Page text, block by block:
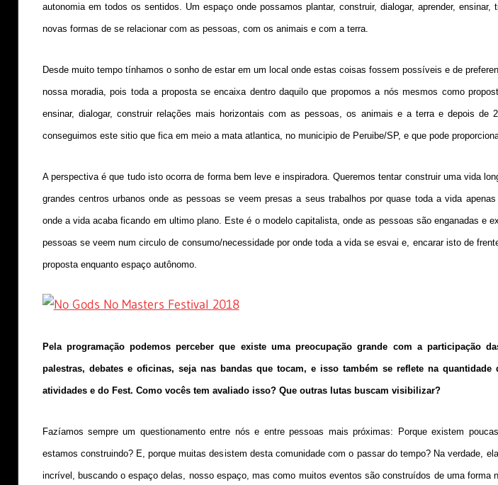
autonomia em todos os sentidos. Um espaço onde possamos plantar, construir, dialogar, aprender, ensinar,
novas formas de se relacionar com as pessoas, com os animais e com a terra.
Desde muito tempo tínhamos o sonho de estar em um local onde estas coisas fossem possíveis e de
nossa moradia, pois toda a proposta se encaixa dentro daquilo que propomos a nós mesmos como
ensinar, dialogar, construir relações mais horizontais com as pessoas, os animais e a terra e depois de
conseguimos este sitio que fica em meio a mata atlantica, no municipio de Peruibe/SP, e que pode
A perspectiva é que tudo isto ocorra de forma bem leve e inspiradora. Queremos tentar construir uma vida
grandes centros urbanos onde as pessoas se veem presas a seus trabalhos por quase toda a vida
onde a vida acaba ficando em ultimo plano. Este é o modelo capitalista, onde as pessoas são enganadas e
pessoas se veem num circulo de consumo/necessidade por onde toda a vida se esvai e, encarar isto de
proposta enquanto espaço autônomo.
Pela programação podemos perceber que existe uma preocupação grande com a participação
palestras, debates e oficinas, seja nas bandas que tocam, e isso também se reflete na
atividades e do Fest. Como vocês tem avaliado isso? Que outras lutas buscam visibilizar?
Fazíamos sempre um questionamento entre nós e entre pessoas mais próximas: Porque existem
estamos construindo? E, porque muitas desistem desta comunidade com o passar do tempo? Na verdade,
incrível, buscando o espaço delas, nosso espaço, mas como muitos eventos são construídos de uma forma